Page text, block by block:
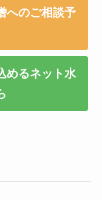
へのご相談予
めるネット水